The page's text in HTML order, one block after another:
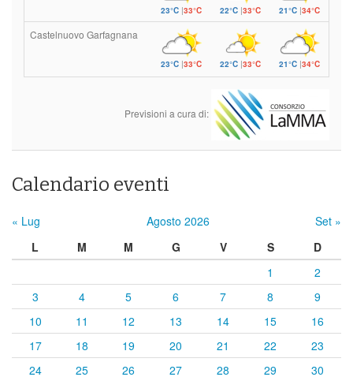
23°C|33°C 22°C|33°C 21°C |34°C
Castelnuovo Garfagnana
23°C|33°C 22°C|33°C 21°C |34°C
Previsioni a cura di:
Calendario eventi
« Lug Agosto 2026
Set »
L
M M G V S
D
1
2
3
4 5 6 7 8
9
10
11 12 13 14 15
16
17
18 19 20 21 22
23
24
25 26 27 28 29 30